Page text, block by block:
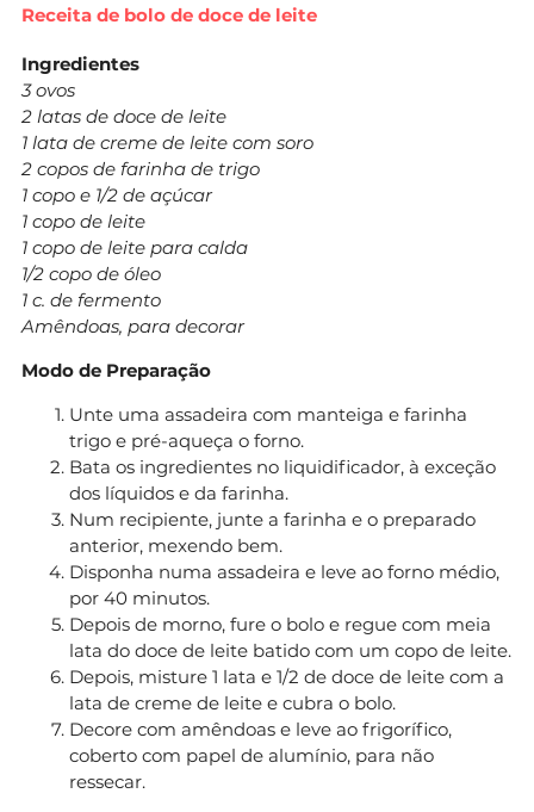
Receita de bolo de doce de leite
Ingredientes
3 ovos
2 latas de doce de leite
1 lata de creme de leite com soro
2 copos de farinha de trigo
1 copo e 1/2 de açúcar
1 copo de leite
1 copo de leite para calda
1/2 copo de óleo
1 c. de fermento
Amêndoas, para decorar
Modo de Preparação
Unte uma assadeira com manteiga e farinha
trigo e pré-aqueça o forno.
Bata os ingredientes no liquidificador, à exceção
dos líquidos e da farinha.
Num recipiente, junte a farinha e o preparado
anterior, mexendo bem.
Disponha numa assadeira e leve ao forno médio,
por 40 minutos.
Depois de morno, fure o bolo e regue com meia
lata do doce de leite batido com um copo de leite.
Depois, misture 1 lata e 1/2 de doce de leite com a
lata de creme de leite e cubra o bolo.
Decore com amêndoas e leve ao frigorífico,
coberto com papel de alumínio, para não
ressecar.